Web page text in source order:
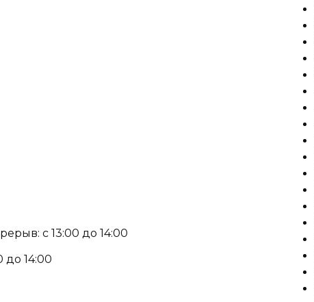
с 13:00 до 14:00
до 14:00